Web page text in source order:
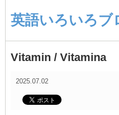
英語いろいろブ
Vitamin / Vitamina
2025.07.02